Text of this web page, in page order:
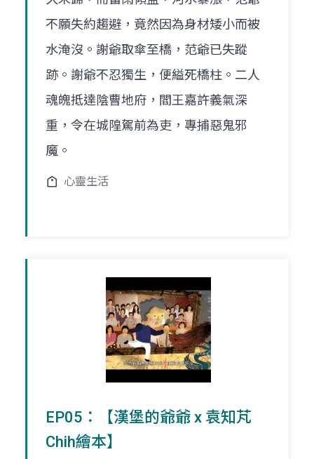
不願失約趨避，竟然因為身材矮小而被
水淹沒。謝爺取傘至橋，范爺已失蹤
跡。謝爺不忍獨生，便縊死橋柱。二人
魂魄抵達陰曹地府，閻王嘉許義氣深
重，令在城隍駕前為吏，專捕惡鬼邪
魔。
心靈生活
EP05：【漢堡的爺爺 x 袁知芃
Chih繪本】